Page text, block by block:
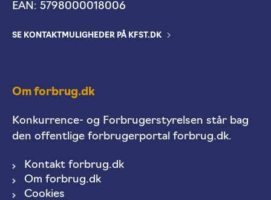
EAN: 5798000018006
SE KONTAKTMULIGHEDER PÅ KFST.DK
Om forbrug.dk
Konkurrence- og Forbrugerstyrelsen står bag
den offentlige forbrugerportal forbrug.dk.
Kontakt forbrug.dk
Om forbrug.dk
Cookies